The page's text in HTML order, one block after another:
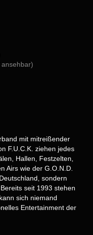
mit mitreißender
F.U.C.K. ziehen jedes
Hallen, Festzelten,
Airs wie der G.O.N.D.
sondern
seit 1993 stehen
sich niemand
Entertainment der